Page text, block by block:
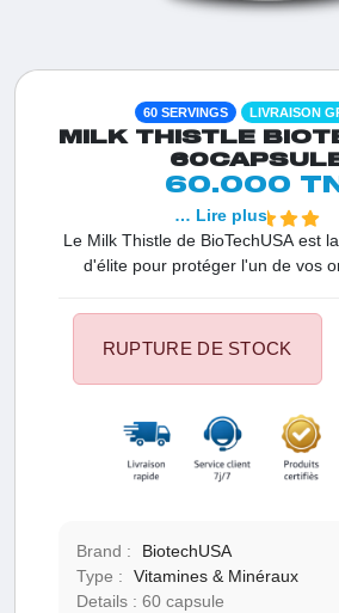
60 SERVINGS LIVRAISON
MILK THISTLE
60.000
Le Milk Thistle de BioTechUSA est
d'élite pour protéger l'un de vos
premier choix des sportifs et
soucieuses de leur santé pour
optimale pour des résultats rapides
et votre bien-être
… Lire plus
RUPTURE DE STOCK
Brand :
BiotechUSA
Type :
Vitamines & Minéraux
Details :
60 capsule